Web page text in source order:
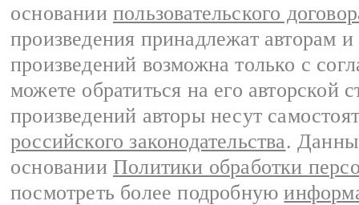
основании пользовательского
произведения принадлежат авторам
произведений возможна только с
можете обратиться на его авторской
произведений авторы несут
российского законодательства.
основании Политики обработки
посмотреть более подробную